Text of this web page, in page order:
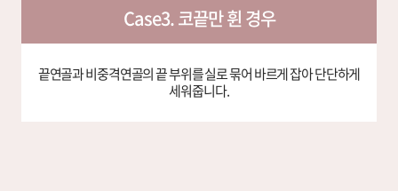
Case3. 코끝만 휜 경우
끝연골과 비중격연골의 끝 부위를 실로 묶어 바르게 잡아 단단하게
세워줍니다.